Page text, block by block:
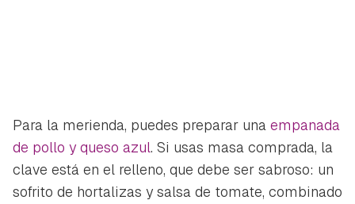
Para la merienda, puedes preparar una empanada
de pollo y queso azul. Si usas masa comprada, la
clave está en el relleno, que debe ser sabroso: un
sofrito de hortalizas y salsa de tomate, combinado